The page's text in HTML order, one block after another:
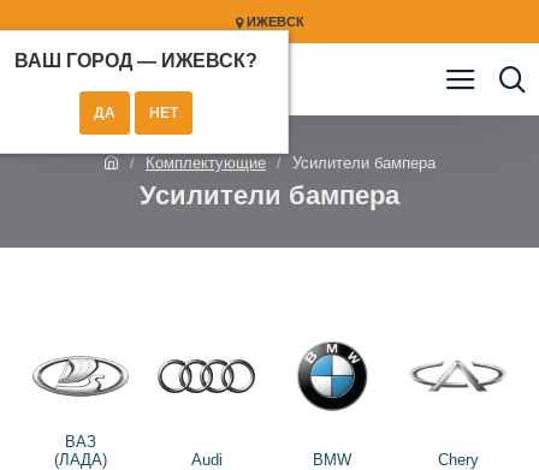
ИЖЕВСК
ВАШ ГОРОД — ИЖЕВСК?
Комплектующие Усилители бампера
Усилители бампера
ВАЗ
(ЛАДА)
Audi BMW Chery